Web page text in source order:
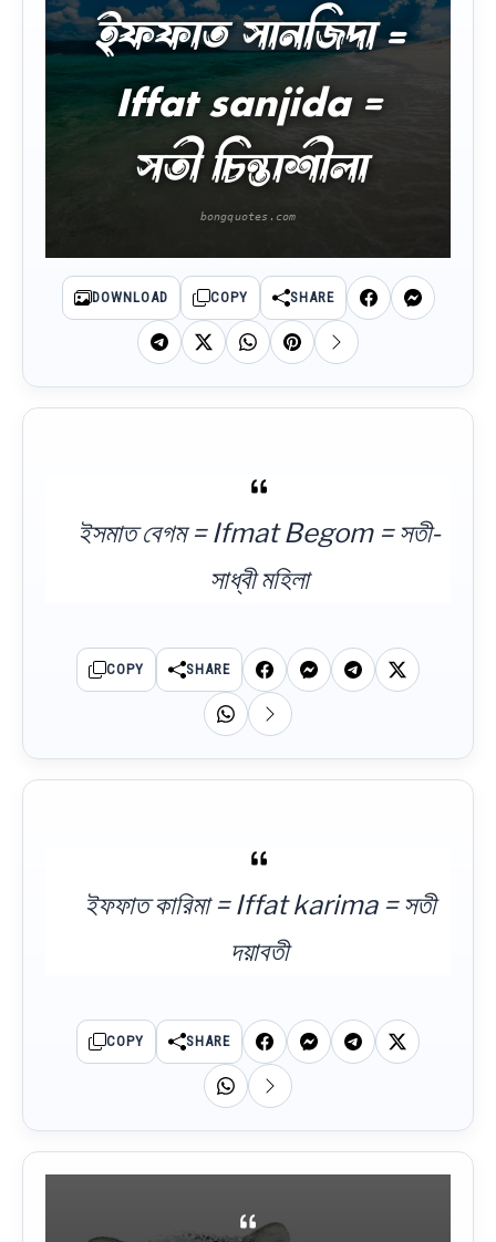
ইফফাত সানজিদা =
Iffat sanjida =
সতী চিন্তাশীলা
DOWNLOAD COPY SHARE
ইসমাত বেগম = Ifmat Begom = সতী-
সাধ্বী মহিলা
COPY SHARE
ইফফাত কারিমা = Iffat karima = সতী
দয়াবতী
COPY SHARE